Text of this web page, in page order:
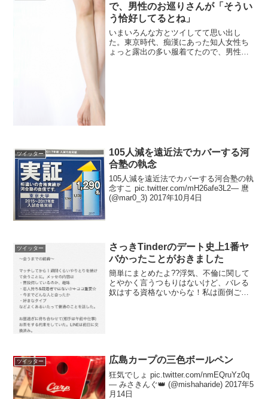
で、男性のお巡りさんが「そうい
う恰好してるとね」
いまいろんな方とツイしてて思い出し
た。東京時代、痴漢にあった知人女性ち
ょっと露出の多い服着てたので、男性の
ツイッター
105人減を遠近法でカバーする河
合塾の執念
105人減を遠近法でカバーする河合塾の執
念すこ pic.twitter.com/mH26afe3L2— 麿
(@mar0_3) 2017年10月4日
ツイッター
さっきTinderのデート史上1番ヤ
バかったことがおきました
簡単にまとめたよ??浮気、不倫に関して
とやかく言うつもりはないけど、バレる
奴はする資格ないからな！私は面倒ごと
ツイッター 広島カープの三色ボールペン
狂気でしょ pic.twitter.com/nmEQruYz0q
— みさきんぐ👑 (@mishaharide) 2017年5
月14日